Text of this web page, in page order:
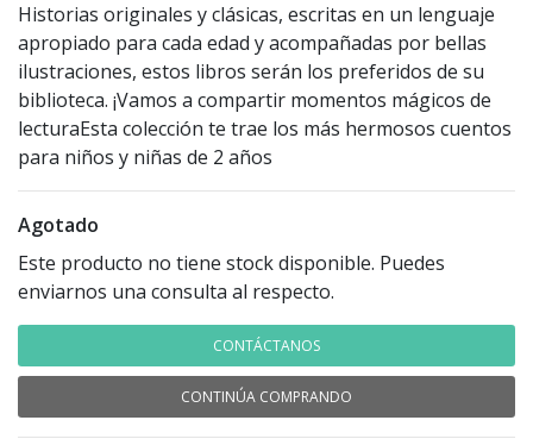
Historias originales y clásicas, escritas en un lenguaje
apropiado para cada edad y acompañadas por bellas
ilustraciones, estos libros serán los preferidos de su
biblioteca. ¡Vamos a compartir momentos mágicos de
lecturaEsta colección te trae los más hermosos cuentos
para niños y niñas de 2 años
Agotado
Este producto no tiene stock disponible. Puedes
enviarnos una consulta al respecto.
CONTÁCTANOS
CONTINÚA COMPRANDO